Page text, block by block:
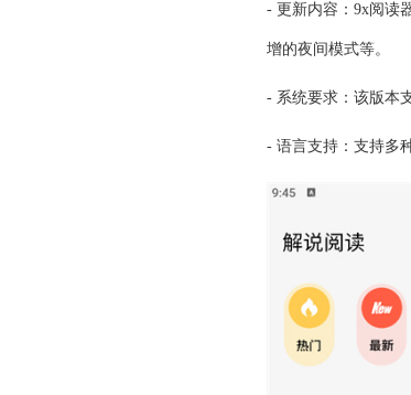
- 更新内容：9x阅读
增的夜间模式等。
- 系统要求：该版本
- 语言支持：支持多